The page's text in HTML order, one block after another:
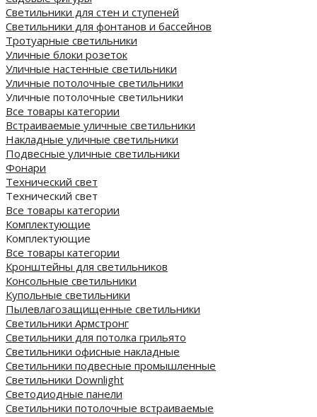
Светильники для стен и ступеней
Светильники для фонтанов и бассейнов
Тротуарные светильники
Уличные блоки розеток
Уличные настенные светильники
Уличные потолочные светильники
Уличные потолочные светильники
Все товары категории
Встраиваемые уличные светильники
Накладные уличные светильники
Подвесные уличные светильники
Фонари
Технический свет
Технический свет
Все товары категории
Комплектующие
Комплектующие
Все товары категории
Кронштейны для светильников
Консольные светильники
Купольные светильники
Пылевлагозащищенные светильники
Светильники Армстронг
Светильники для потолка грильято
Светильники офисные накладные
Светильники подвесные промышленные
Светильники Downlight
Светодиодные панели
Cветильники потолочные встраиваемые